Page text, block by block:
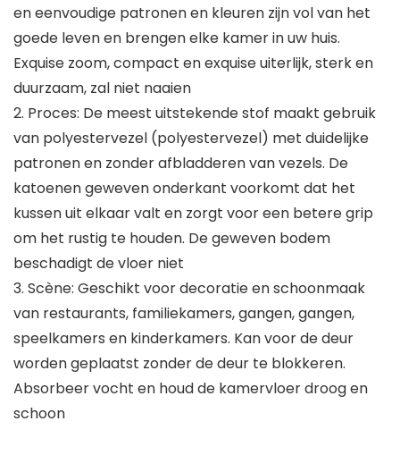
en eenvoudige patronen en kleuren zijn vol van het
goede leven en brengen elke kamer in uw huis.
Exquise zoom, compact en exquise uiterlijk, sterk en
duurzaam, zal niet naaien
2. Proces: De meest uitstekende stof maakt gebruik
van polyestervezel (polyestervezel) met duidelijke
patronen en zonder afbladderen van vezels. De
katoenen geweven onderkant voorkomt dat het
kussen uit elkaar valt en zorgt voor een betere grip
om het rustig te houden. De geweven bodem
beschadigt de vloer niet
3. Scène: Geschikt voor decoratie en schoonmaak
van restaurants, familiekamers, gangen, gangen,
speelkamers en kinderkamers. Kan voor de deur
worden geplaatst zonder de deur te blokkeren.
Absorbeer vocht en houd de kamervloer droog en
schoon